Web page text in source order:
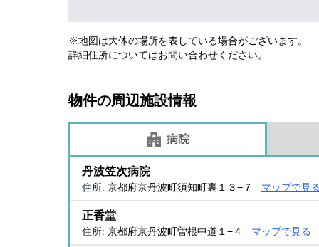
※地図は大体の場所を表している場合がございます。
詳細住所についてはお問い合わせください。
物件の周辺施設情報
病院
丹波笠次病院
住所: 京都府京丹波町須知町裏１３−７ マップで見る
正香堂
住所: 京都府京丹波町曽根中道１−４ マップで見る